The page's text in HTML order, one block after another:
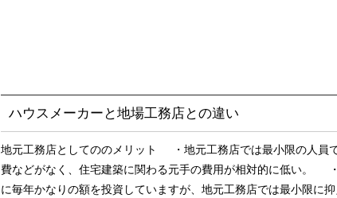
ハウスメーカーと地場工務店との違い
地元工務店としてののメリット ・地元工務店では最小限の人員
費などがなく、住宅建築に関わる元手の費用が相対的に低い。
に毎年かなりの額を投資していますが、地元工務店では最小限に